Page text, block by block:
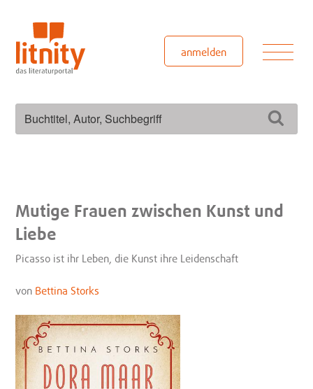
springen
anmelden
Mutige Frauen zwischen Kunst und
Liebe
Picasso ist ihr Leben, die Kunst ihre Leidenschaft
von Bettina Storks